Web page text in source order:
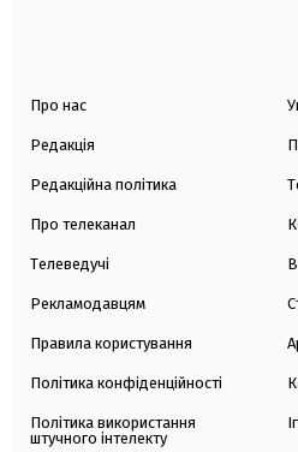
Про нас
Редакція
Редакційна політика
Про телеканал
Телеведучі
Рекламодавцям
Правила користування
Політика конфіденційності
Політика використання
штучного інтелекту